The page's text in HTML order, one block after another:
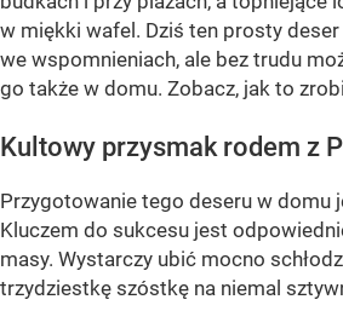
w miękki wafel. Dziś ten prosty
we wspomnieniach, ale bez trudu
go także w domu. Zobacz, jak to
Kultowy przysmak rodem z
Przygotowanie tego deseru w domu
Kluczem do sukcesu jest
masy. Wystarczy ubić mocno
trzydziestkę szóstkę na niemal